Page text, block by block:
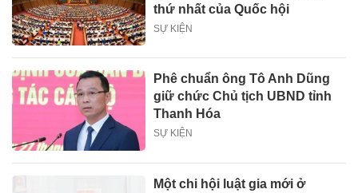
thứ nhất của Quốc hội
SỰ KIỆN
Phê chuẩn ông Tô Anh Dũng
giữ chức Chủ tịch UBND tỉnh
Thanh Hóa
SỰ KIỆN
Một chi hội luật gia mới ở